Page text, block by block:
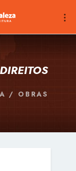
/ OBRAS